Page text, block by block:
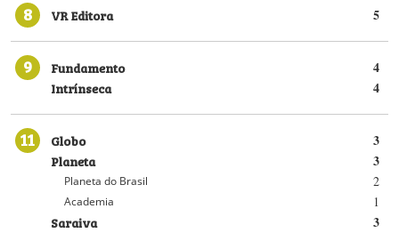
8 5
VR Editora
9 4
Fundamento
4
Intrínseca
11 3
Globo
3
Planeta
2
Planeta do Brasil
1
Academia
3
Saraiva